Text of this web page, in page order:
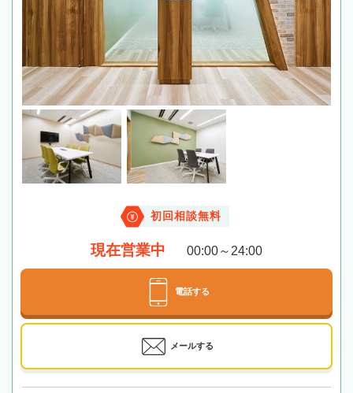
初回相談無料
現在営業中 00:00～24:00
電話する
メールする